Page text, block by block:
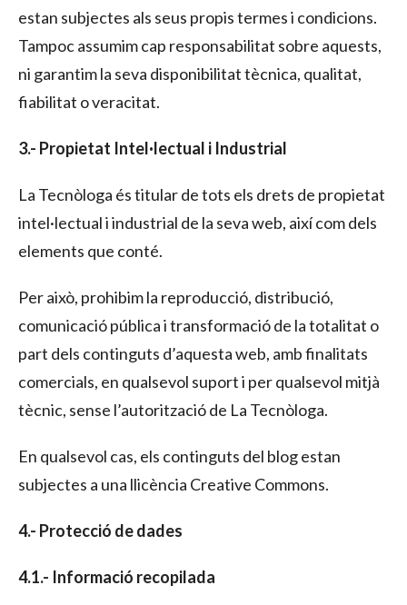
estan subjectes als seus propis termes i condicions.
Tampoc assumim cap responsabilitat sobre aquests,
ni garantim la seva disponibilitat tècnica, qualitat,
fiabilitat o veracitat.
3.- Propietat Intel·lectual i Industrial
La Tecnòloga és titular de tots els drets de propietat
intel·lectual i industrial de la seva web, així com dels
elements que conté.
Per això, prohibim la reproducció, distribució,
comunicació pública i transformació de la totalitat o
part dels continguts d’aquesta web, amb finalitats
comercials, en qualsevol suport i per qualsevol mitjà
tècnic, sense l’autorització de La Tecnòloga.
En qualsevol cas, els continguts del blog estan
subjectes a una llicència Creative Commons.
4.- Protecció de dades
4.1.- Informació recopilada